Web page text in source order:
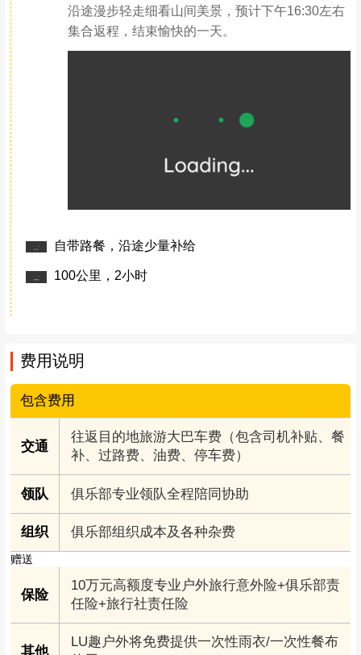
行程安排
Day.1（12月06日）成都-彭州-九峰山-成都
车前往九峰山红房子（中转费30元/人自理，车上
另收），热身后开始徒步。本次徒步为看彩林线
路，不冲顶，原返路线，按规定时间下山集合，
沿途漫步轻走细看山间美景，预计下午16:30左右
集合返程，结束愉快的一天。